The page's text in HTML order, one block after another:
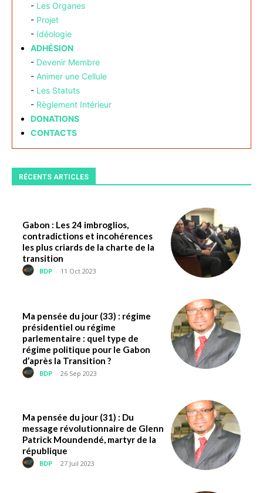
- Les Organes
- Projet
- Idéologie
ADHÉSION
- Devenir Membre
- Animer une Cellule
- Les Statuts
- Règlement Intérieur
DONATIONS
CONTACTS
RÉCENTS ARTICLES
Gabon : Les 24 imbroglios,
contradictions et incohérences
les plus criards de la charte de la
transition
BDP - 11 Oct 2023
Ma pensée du jour (33) : régime
présidentiel ou régime
parlementaire : quel type de
régime politique pour le Gabon
d’après la Transition ?
BDP - 26 Sep 2023
Ma pensée du jour (31) : Du
message révolutionnaire de Glenn
Patrick Moundendé, martyr de la
république
BDP - 27 Juil 2023